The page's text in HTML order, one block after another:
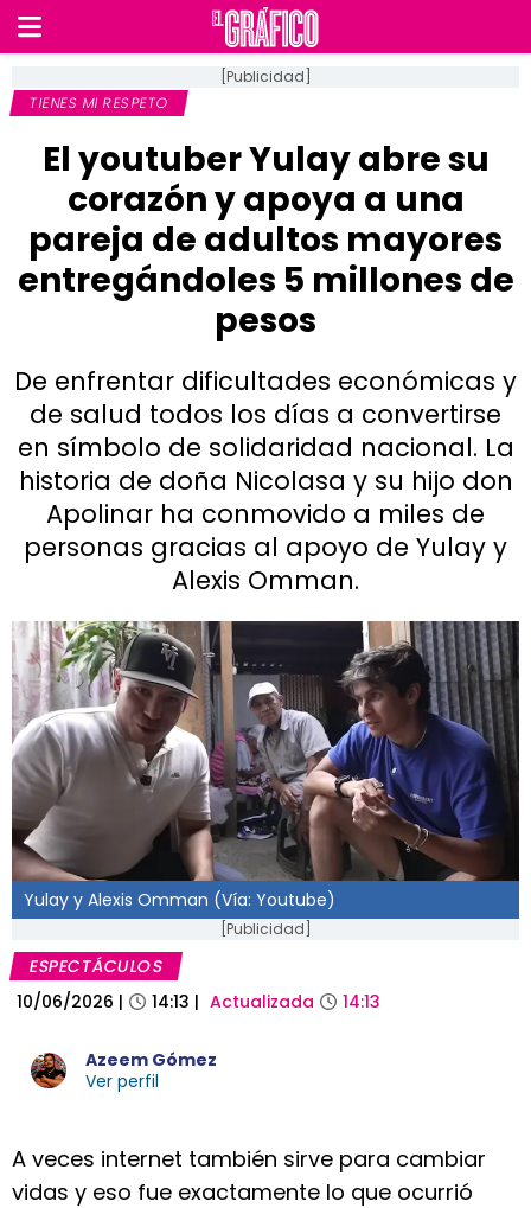
[Publicidad]
TIENES MI RESPETO
El youtuber Yulay abre su
corazón y apoya a una
pareja de adultos mayores
entregándoles 5 millones de
pesos
De enfrentar dificultades económicas y
de salud todos los días a convertirse
en símbolo de solidaridad nacional. La
historia de doña Nicolasa y su hijo don
Apolinar ha conmovido a miles de
personas gracias al apoyo de Yulay y
Alexis Omman.
Yulay y Alexis Omman (Vía: Youtube)
[Publicidad]
ESPECTÁCULOS
10/06/2026 | 14:13 | Actualizada 14:13
Azeem Gómez
Ver perfil
A veces internet también sirve para cambiar
vidas y eso fue exactamente lo que ocurrió